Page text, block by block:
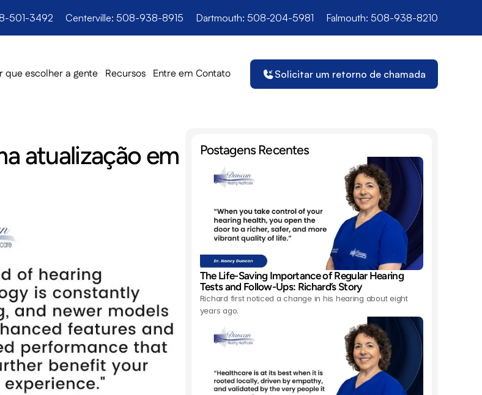
501-3492 Centerville: 508-938-8915 Dartmouth: 508-204-5981 Falmouth: 508-938-8210
que escolher a gente Recursos Entre em Contato Solicitar um retorno de chamada
atualização em
Postagens Recentes
The Life-Saving Importance of Regular Hearing
Tests and Follow-Ups: Richard’s Story
Richard first noticed a change in his hearing about eight
years ago.